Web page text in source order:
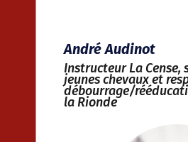
André Audinot
Instructeur La Cense,
jeunes chevaux et
débourrage/
la Rionde